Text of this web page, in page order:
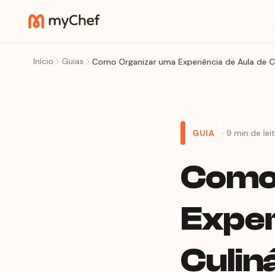
Início Guias Como Organizar uma Experiência de Aula de
GUIA · 9 min de